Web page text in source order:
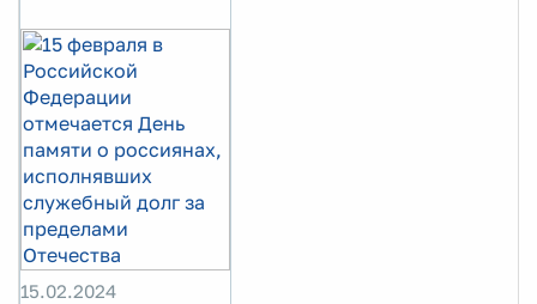
15.02.2024